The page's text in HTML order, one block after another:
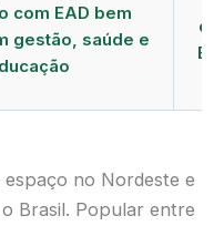
com EAD bem
gestão, saúde e
no Nordeste e
Brasil. Popular entre